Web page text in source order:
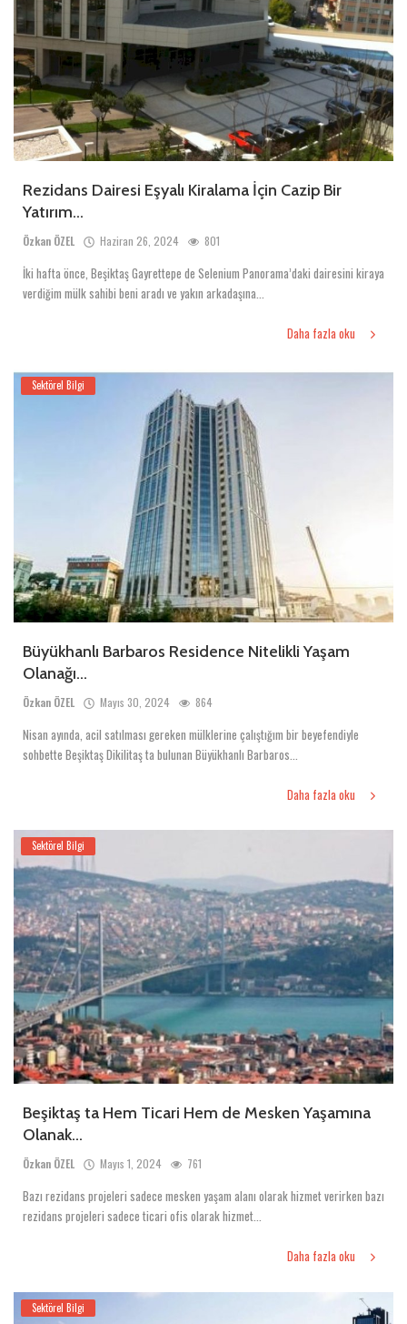
Rezidans Dairesi Eşyalı Kiralama İçin Cazip Bir
Yatırım...
Özkan ÖZEL Haziran 26, 2024 801
İki hafta önce, Beşiktaş Gayrettepe de Selenium Panorama’daki dairesini kiraya
verdiğim mülk sahibi beni aradı ve yakın arkadaşına...
Daha fazla oku
Sektörel Bilgi
Büyükhanlı Barbaros Residence Nitelikli Yaşam
Olanağı...
Özkan ÖZEL Mayıs 30, 2024 864
Nisan ayında, acil satılması gereken mülklerine çalıştığım bir beyefendiyle
sohbette Beşiktaş Dikilitaş ta bulunan Büyükhanlı Barbaros...
Daha fazla oku
Sektörel Bilgi
Beşiktaş ta Hem Ticari Hem de Mesken Yaşamına
Olanak...
Özkan ÖZEL Mayıs 1, 2024 761
Bazı rezidans projeleri sadece mesken yaşam alanı olarak hizmet verirken bazı
rezidans projeleri sadece ticari ofis olarak hizmet...
Daha fazla oku
Sektörel Bilgi